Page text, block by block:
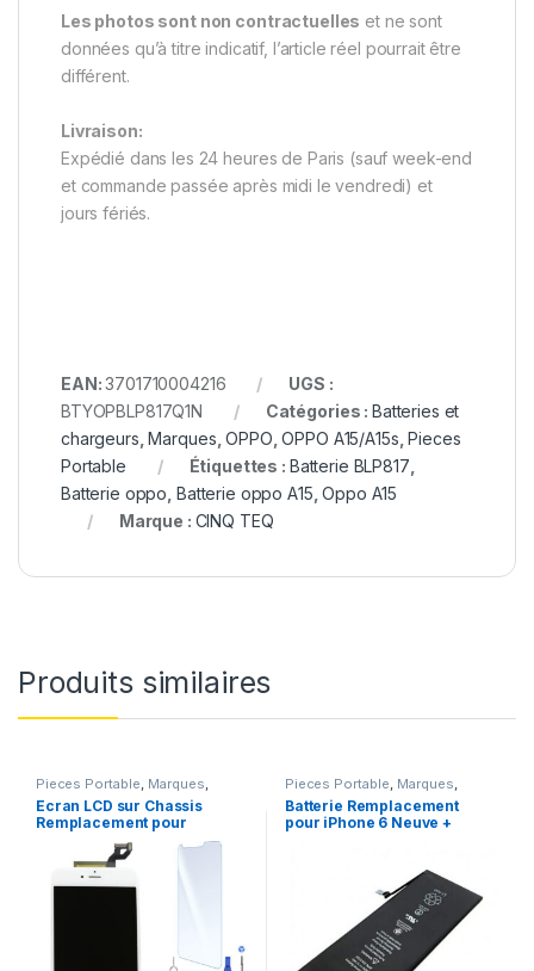
Les photos sont non contractuelles et ne sont
données qu’à titre indicatif, l’article réel pourrait être
différent.
Livraison:
Expédié dans les 24 heures de Paris (sauf week-end
et commande passée après midi le vendredi) et
jours fériés.
EAN:3701710004216
UGS :
BTYOPBLP817Q1N
Catégories : Batteries et
chargeurs ,Marques ,OPPO ,OPPO A15/A15s ,Pieces
Portable
Étiquettes : Batterie BLP817
Batterie oppo Batterie oppo A15 ,Oppo A15
Marque : CINQ TEQ
Produits similaires
Pieces Portable, Marques,
Apple iPhone 6S Plus
Ecran LCD sur Chassis
Remplacement pour
iPhone 6S Plus Blanc
Pieces Portable, Marques,
Apple iPhone 6 , Batteries et
chargeurs,Batteries Apple
Batterie Remplacement
pour iPhone 6 Neuve +